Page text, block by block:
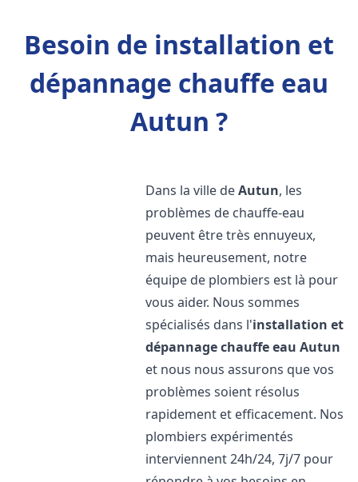
Besoin de installation et
dépannage chauffe eau
Autun ?
Dans la ville deAutun, les
problèmes de chauffe-eau
peuvent être très ennuyeux,
mais heureusement, notre
équipe de plombiers est là pour
vous aider. Nous sommes
spécialisés dans l'installation et
dépannage chauffe eau Autun
et nous nous assurons que vos
problèmes soient résolus
rapidement et efficacement. Nos
plombiers expérimentés
interviennent 24h/24, 7j/7 pour